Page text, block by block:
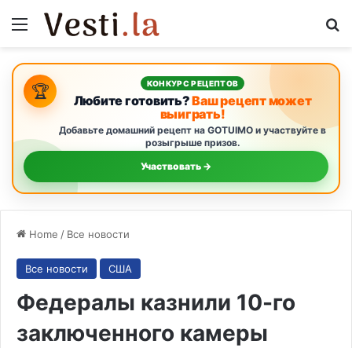
Menu
🏆 КОНКУРС РЕЦЕПТОВ
Любите готовить?Ваш рецепт может
выиграть!
Добавьте домашний рецепт на GOTUIMO и участвуйте в
розыгрыше призов.
Участвовать →
Home / Все новости
Все новости США
Федералы казнили 10-го
заключенного камеры